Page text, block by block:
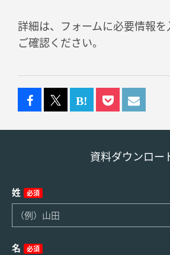
詳細は、フォームに必要情報を
ご確認ください。
資料ダウンロー
姓 必須
名 必須